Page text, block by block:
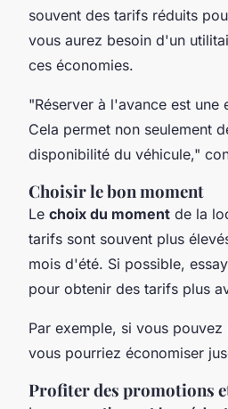
souvent des tarifs réduits
vous aurez besoin d'un
ces économies.
"Réserver à l'avance est
Cela permet non seulement
disponibilité du véhicule,"
Choisir le bon moment
Le choix du moment de la
tarifs sont souvent plus
mois d'été. Si possible,
pour obtenir des tarifs plus
Par exemple, si vous
vous pourriez économiser
Profiter des promotions